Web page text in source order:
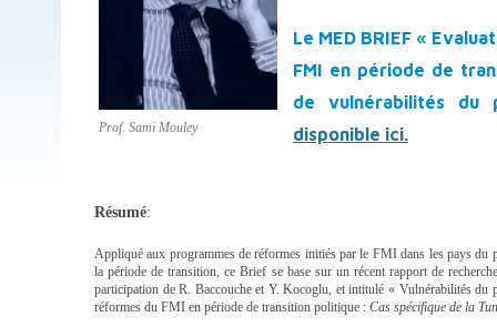
Prof. Sami Mouley
Le MED BRIEF «
FMI en période de
de vulnérabilités du
disponible ici.
Résumé:
Appliqué aux programmes de réformes initiés par le FMI dans les pays du
la période de transition, ce Brief se base sur un récent rapport de
participation de R. Baccouche et Y. Kocoglu, et intitulé « Vulnérabilités du
réformes du FMI en période de transition politique : Cas spécifique de la